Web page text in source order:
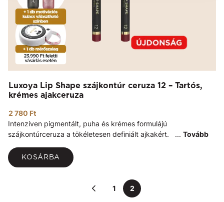
Luxoya Lip Shape szájkontúr ceruza 12 – Tartós,
krémes ajakceruza
2 780 Ft
Intenzíven pigmentált, puha és krémes formulájú
szájkontúrceruza a tökéletesen definiált ajkakért. ... Tovább
KOSÁRBA
1 2